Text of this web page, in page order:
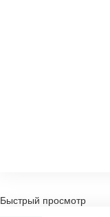
Быстрый просмотр